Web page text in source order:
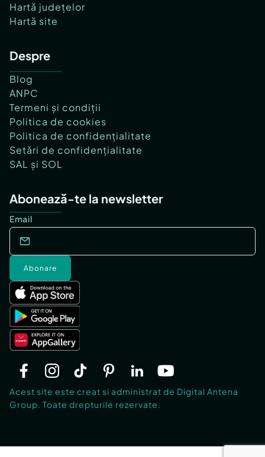
Hartă județelor
Hartă site
Despre
Blog
ANPC
Termeni și condiții
Politica de cookies
Politica de confidențialitate
Setări de confidențialitate
SAL și SOL
Abonează-te la newsletter
Email
Abonare
Acest site este creat si administrat de Digital Antena
Group. Toate drepturile rezervate.